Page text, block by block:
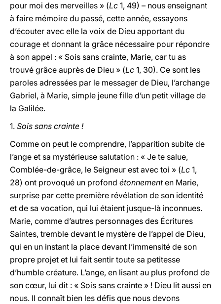
pour moi des merveilles » (Lc 1, 49) – nous enseignant
à faire mémoire du passé, cette année, essayons
d’écouter avec elle la voix de Dieu apportant du
courage et donnant la grâce nécessaire pour répondre
à son appel : « Sois sans crainte, Marie, car tu as
trouvé grâce auprès de Dieu » (Lc 1, 30). Ce sont les
paroles adressées par le messager de Dieu, l’archange
Gabriel, à Marie, simple jeune fille d’un petit village de
la Galilée.
1. Sois sans crainte !
Comme on peut le comprendre, l’apparition subite de
l’ange et sa mystérieuse salutation : « Je te salue,
Comblée-de-grâce, le Seigneur est avec toi » (Lc 1,
28) ont provoqué un profond étonnementen Marie,
surprise par cette première révélation de son identité
et de sa vocation, qui lui étaient jusque-là inconnues.
Marie, comme d’autres personnages des Écritures
Saintes, tremble devant le mystère de l’appel de Dieu,
qui en un instant la place devant l’immensité de son
propre projet et lui fait sentir toute sa petitesse
d’humble créature. L’ange, en lisant au plus profond de
son cœur, lui dit : « Sois sans crainte » ! Dieu lit aussi en
nous. Il connaît bien les défis que nous devons